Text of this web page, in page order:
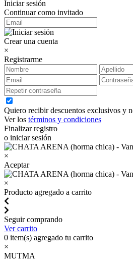
Iniciar sesión
Continuar como invitado
Crear una cuenta
×
Registrarme
Quiero recibir descuentos exclusivos y
Ver los términos y condiciones
Finalizar registro
o iniciar sesión
×
Aceptar
×
Producto agregado a carrito
Seguir comprando
Ver carrito
0 item(s) agregado tu carrito
×
MUTMA